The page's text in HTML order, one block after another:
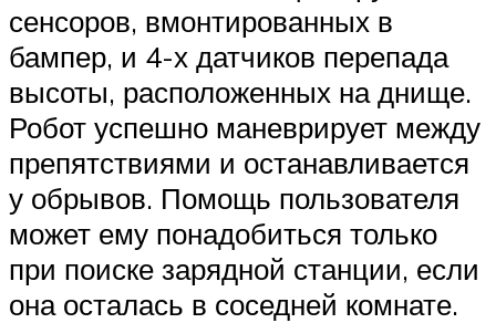
сенсоров, вмонтированных в
бампер, и 4-х датчиков перепада
высоты, расположенных на днище.
Робот успешно маневрирует между
препятствиями и останавливается
у обрывов. Помощь пользователя
может ему понадобиться только
при поиске зарядной станции, если
она осталась в соседней комнате.